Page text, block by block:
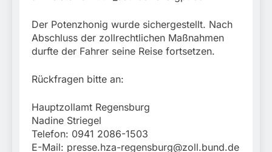
Der Potenzhonig wurde sichergestellt. Nach
Abschluss der zollrechtlichen Maßnahmen
durfte der Fahrer seine Reise fortsetzen.
Rückfragen bitte an:
Hauptzollamt Regensburg
Nadine Striegel
Telefon: 0941 2086-1503
E-Mail: presse.hza-regensburg@zoll.bund.de